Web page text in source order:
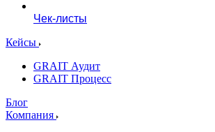
Чек-листы
Кейсы
GRAIT Аудит
GRAIT Процесс
Блог
Компания